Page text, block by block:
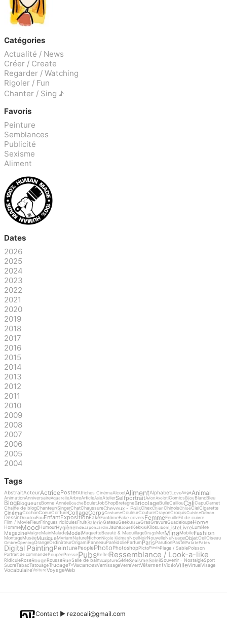
Catégories
Actualité / News
Créer / Create
Regarder / Watching
Rigoler / Fun
Chanter / Sing ♪
Favoris
Peinture
Semblances
Publicité
Sexisme
Aliment
Dates
2026
2025
2024
2023
2022
2021
2020
2019
2018
2017
2016
2015
2014
2013
2012
2011
2010
2009
2008
2007
2006
2005
2004
Tags
AbstraitActeurActricePosterAffiches CinémaAlcoolAlimentAlphabetLoveAnge Animal
AnimationAnniversaireAquarelleArbreArticleAsieAtelierSelfportraitAvionAxolotlComicsBijou BlancBleu
BlogBlogueursBonne AnnéeBouche BouletJobShopBretagneBricolageBulleCaillouCaliCapuCarnet
Chaine de blogChanteur/SingerChatChaussureCheveux - PoilsChexChienChinoisChloéCielCigarette
CinémaCochonCoeurCoiffureCollageCorpsCostumeCouleurCoutureCrayonCroquisCuisineDdooo
DessinDoudouEauEnfantExpositionFakeFantômeFake coversFemmeFeuilleFil de cuivre
Film / MovieFleurFringues ridiculesFruitGalerieGateauGeekGlaceGrasGravureGuadeloupeHome
HommeMoodHumourHygièneInde Japon JardinJaune Jouet KekKikiKilosLibon ListeLivreLumière
MagazineMaigre MainMaladeModelMaquetteBeauté & MaquillageDrugsMerMinaMobileFashion
MontageMuséeMusiqueMyriamNatureNichonNicole Kidman Noël NoirNouvelleNuNuageObjetOeilOiseau
OmbreOpeningOrangeOrdinateurOrigamiPanneauParéidolieParfumParisParutionPastel PatatePates
Digital PaintingPeinturePeoplePhotoPhotoshopPictoPiedsPlage / SablePoisson
Portrait de commande PoupéePressePubsRefletRessemblance / Look-a-like
RidiculeRoseRougeRousseRueSalle de bainSculptureSérieSexismeSoleilSouvenir - NostalgieSport
SucreTabacTatouageTrucageTvVacancesVernissageVerreVertVêtementVidéoVilleVirtuelVisage
VocabulaireVoitureVoyageWeb
Contact ► rezocali@gmail.com